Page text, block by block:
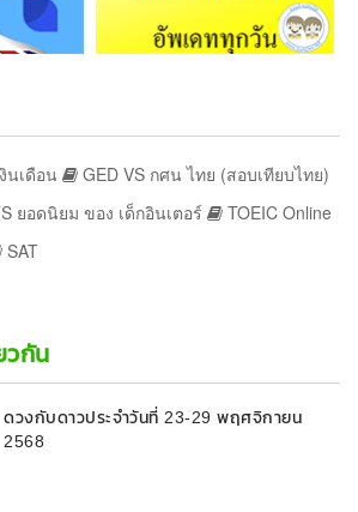
นเดือน
GED VS กศน ไทย (สอบเทียบไทย)
ยอดนิยม ของ เด็กอินเตอร์
TOEIC Online
SAT
วกัน
ดวงกับดาวประจำวันที่ 23-29 พฤศจิกายน
2568